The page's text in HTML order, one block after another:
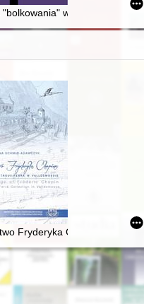
kaszubskiej (do 1534
w gminie Ruda-
Fryderyka Chopina.